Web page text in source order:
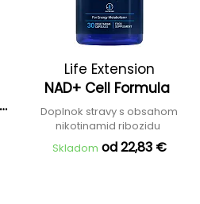
Life Extension
NAD+ Cell Formula
Doplnok stravy s obsahom
nikotinamid ribozidu
Skladom od 22,83 €